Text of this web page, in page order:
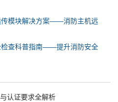
传模块解决方案——消防主机远
检查科普指南——提升消防安全
认证要求全解析